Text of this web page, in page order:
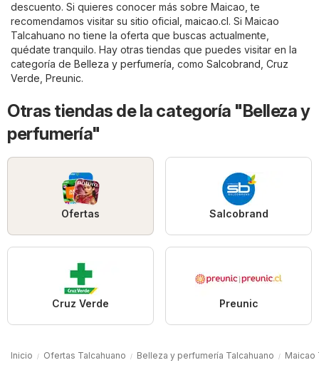
descuento. Si quieres conocer más sobre Maicao, te
recomendamos visitar su sitio oficial, maicao.cl. Si Maicao
Talcahuano no tiene la oferta que buscas actualmente,
quédate tranquilo. Hay otras tiendas que puedes visitar en la
categoría de Belleza y perfumería , como Salcobrand Cruz
Verde Preunic.
Otras tiendas de la categoría "Belleza y
perfumería"
Ofertas Salcobrand
Cruz Verde Preunic
Inicio Ofertas Talcahuano Belleza y perfumería Talcahuano Maicao